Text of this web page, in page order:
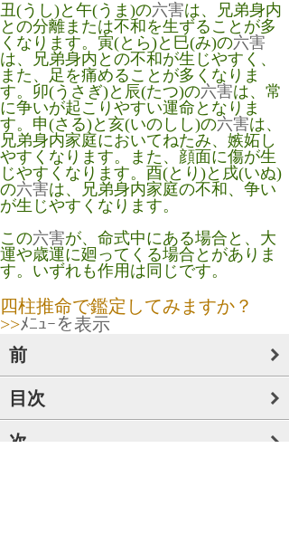
丑(うし)と午(うま)の六害は、兄弟身内
との分離または不和を生ずることが多
くなります。寅(とら)と巳(み)の六害
は、兄弟身内との不和が生じやすく、
また、足を痛めることが多くなりま
す。卯(うさぎ)と辰(たつ)の六害は、常
に争いが起こりやすい運命となりま
す。申(さる)と亥(いのしし)の六害は、
兄弟身内家庭においてねたみ、嫉妬し
やすくなります。また、顔面に傷が生
じやすくなります。酉(とり)と戌(いぬ)
の六害は、兄弟身内家庭の不和、争い
が生じやすくなります。
この六害が、命式中にある場合と、大
運や歳運に廻ってくる場合とがありま
す。いずれも作用は同じです。
四柱推命で鑑定してみますか？
>>ﾒﾆｭｰを表示
前
目次
次